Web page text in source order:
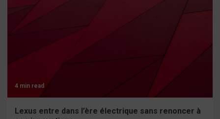
4 min read
Lexus entre dans l’ère électrique sans renoncer à